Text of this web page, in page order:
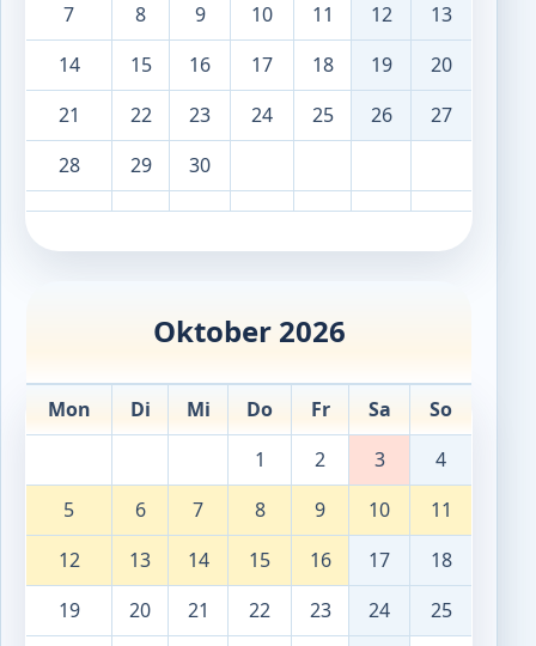
7
8 9 10 11 12
13
14
15 16 17 18 19
20
21
22 23 24 25 26
27
28
29 30
Oktober 2026
Mon Di Mi Do Fr Sa
So
1
2 3
4
5
6 7 8 9 10
11
12
13 14 15 16 17
18
19
20 21 22 23 24
25